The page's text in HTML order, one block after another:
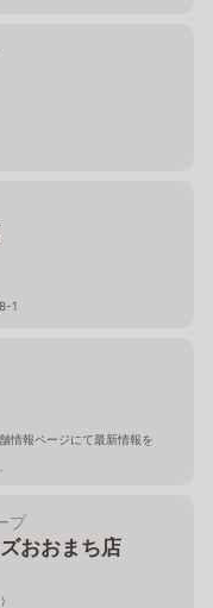
1
情報ページにて最新情報を
プ
おおまち店